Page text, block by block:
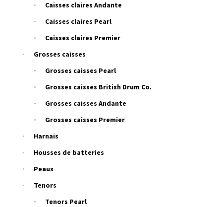
Caisses claires Andante
Caisses claires Pearl
Caisses claires Premier
Grosses caisses
Grosses caisses Pearl
Grosses caisses British Drum Co.
Grosses caisses Andante
Grosses caisses Premier
Harnais
Housses de batteries
Peaux
Tenors
Tenors Pearl